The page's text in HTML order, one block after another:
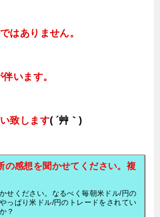
はありません。
います。
致します( ´艸｀)
の感想を聞かせてください。複
せください。なるべく毎朝米ドル/円の
っぱり米ドル/円のトレードをされてい
？